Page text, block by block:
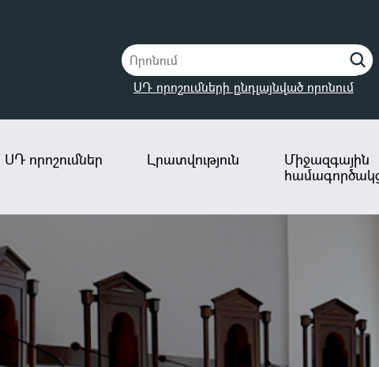
ՍԴ որոշումների ընդլայնված որոնում
ՍԴ որոշումներ Լրատվություն
Միջազգային